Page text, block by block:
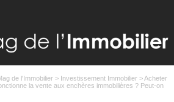
de l'Immobilier> Investissement Immobilier>Acheter
la vente aux enchères immobilières ? Peut-on